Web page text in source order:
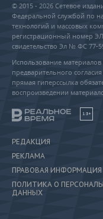
© 2015 - 2026 Сетевое
Федеральной службой по
технологий и массовых
регистрационный номер
свидетельство Эл № ФС 77-
Использование
предварительного
прямая гиперссылка
воспроизведении
18+
РЕДАКЦИЯ
РЕКЛАМА
ПРАВОВАЯ ИНФОРМАЦИЯ
ПОЛИТИКА О
ДАННЫХ